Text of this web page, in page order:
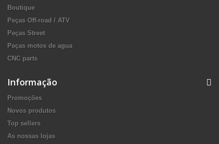
Boutique
Peças Off-road / ATV
Peças Street
Peças motos de agua
CNC parts
Informação
Promoções
Novos produtos
Top sellers
As nossas lojas